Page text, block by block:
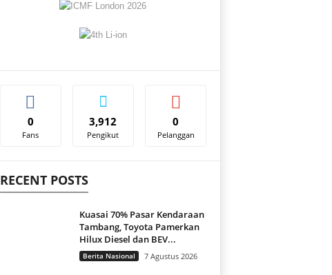
0
Fans
3,912
Pengikut
0
Pelanggan
RECENT POSTS
Kuasai 70% Pasar Kendaraan
Tambang, Toyota Pamerkan
Hilux Diesel dan BEV...
Berita Nasional 7 Agustus 2026